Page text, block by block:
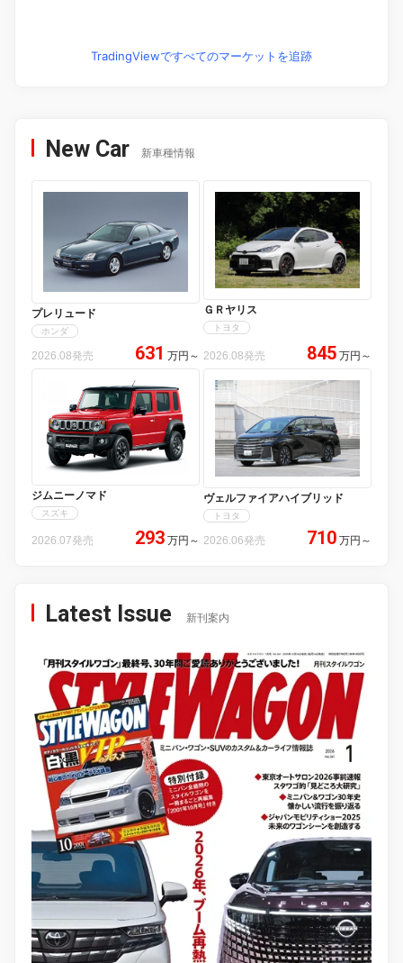
TradingViewですべてのマーケットを追跡
New Car 新車種情報
プレリュード
ホンダ
2026.08発売 631 万円 ～
ＧＲヤリス
トヨタ
2026.08発売 845 万円 ～
ジムニーノマド
スズキ
2026.07発売 293 万円 ～
ヴェルファイアハイブリッド
トヨタ
2026.06発売 710 万円 ～
Latest Issue 新刊案内